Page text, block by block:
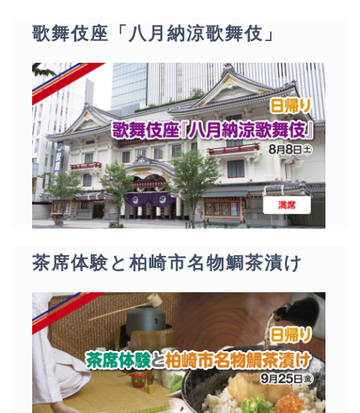
歌舞伎座「八月納涼歌舞伎」
茶席体験と柏崎市名物鯛茶漬け